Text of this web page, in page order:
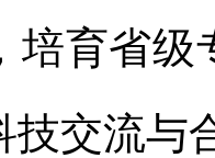
培育省级
技交流与